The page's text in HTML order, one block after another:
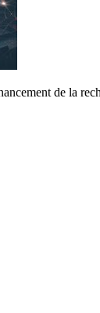
de la